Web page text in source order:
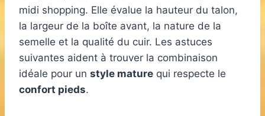
midi shopping. Elle évalue la hauteur du talon,
la largeur de la boîte avant, la nature de la
semelle et la qualité du cuir. Les astuces
suivantes aident à trouver la combinaison
idéale pour un style mature qui respecte le
confort pieds.